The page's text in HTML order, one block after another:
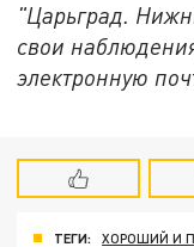
"Царьград.
свои
электронную
ТЕГИ:
ХОРОШИЙ И